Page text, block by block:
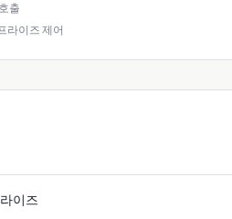
출
라이즈 제어
이즈